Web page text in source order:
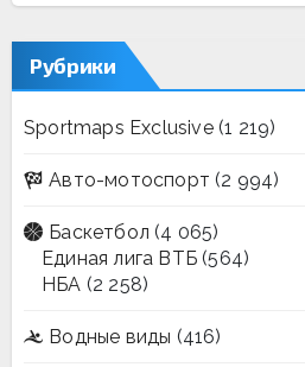
Рубрики
Sportmaps Exclusive(1 219)
Авто-мотоспорт (2 994)
Баскетбол (4 065)
Единая лига ВТБ (564)
НБА (2 258)
Водные виды (416)